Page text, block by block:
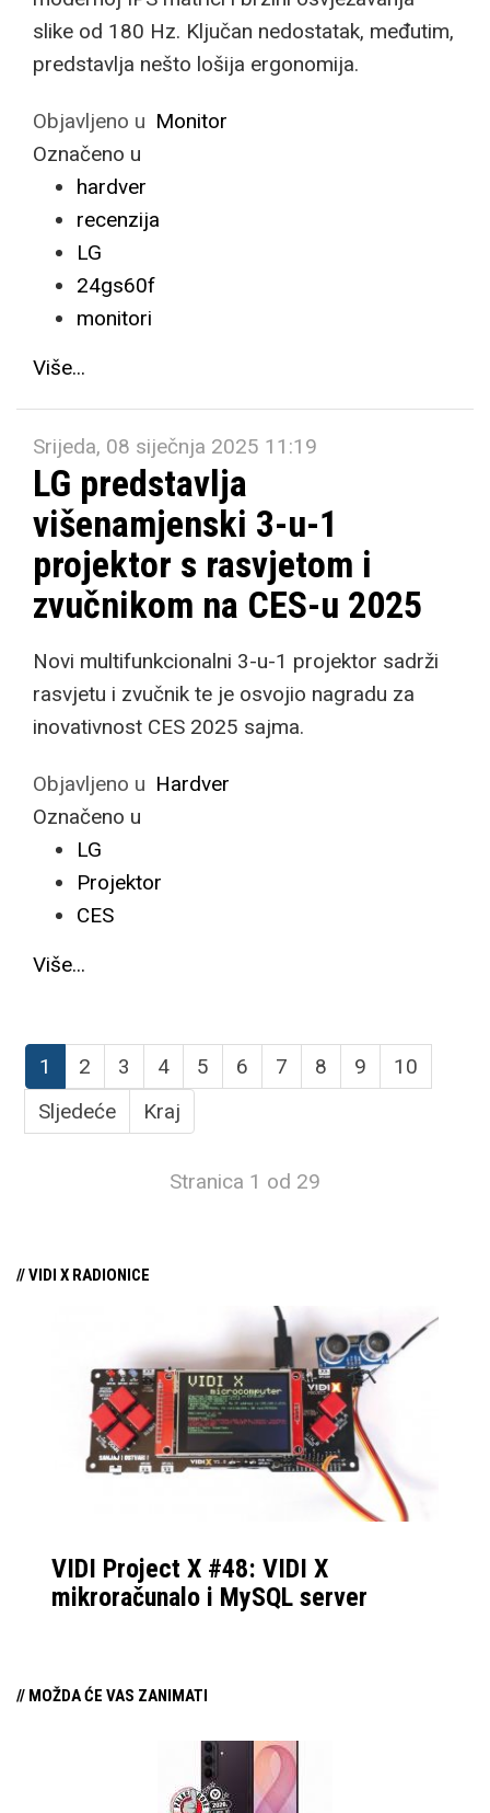
slike od 180 Hz. Ključan nedostatak, međutim,
predstavlja nešto lošija ergonomija.
Objavljeno u Monitor
Označeno u
hardver
recenzija
LG
24gs60f
monitori
Više...
Srijeda, 08 siječnja 2025 11:19
LG predstavlja
višenamjenski 3-u-1
projektor s rasvjetom i
zvučnikom na CES-u 2025
Novi multifunkcionalni 3-u-1 projektor sadrži
rasvjetu i zvučnik te je osvojio nagradu za
inovativnost CES 2025 sajma.
Objavljeno u Hardver
Označeno u
LG
Projektor
CES
Više...
1 2 3 4 5 6 7 8 9
10
Sljedeće
Kraj
Stranica 1 od 29
// VIDI X RADIONICE
VIDI Project X #48: VIDI X
mikroračunalo i MySQL server
// MOŽDA ĆE VAS ZANIMATI